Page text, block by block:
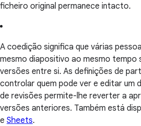
ficheiro original permanece intacto.
A coedição significa que várias
mesmo diapositivo ao mesmo tempo
versões entre si. As definições de
controlar quem pode ver e editar um
de revisões permite-lhe reverter a
versões anteriores. Também está
e Sheets.